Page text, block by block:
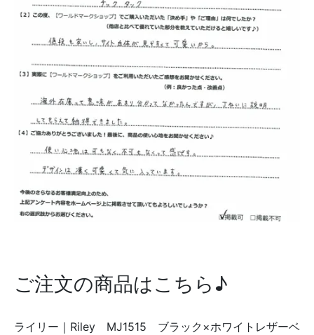
ご注文の商品はこちら♪
ライリー｜Riley MJ1515 ブラック×ホワイトレザーベ